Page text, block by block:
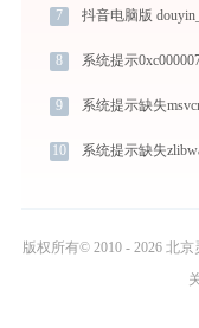
7 抖音电脑版
8 系统提示
9 系统提示缺失
10 系统提示缺失
版权所有© 2010 - 2026 北